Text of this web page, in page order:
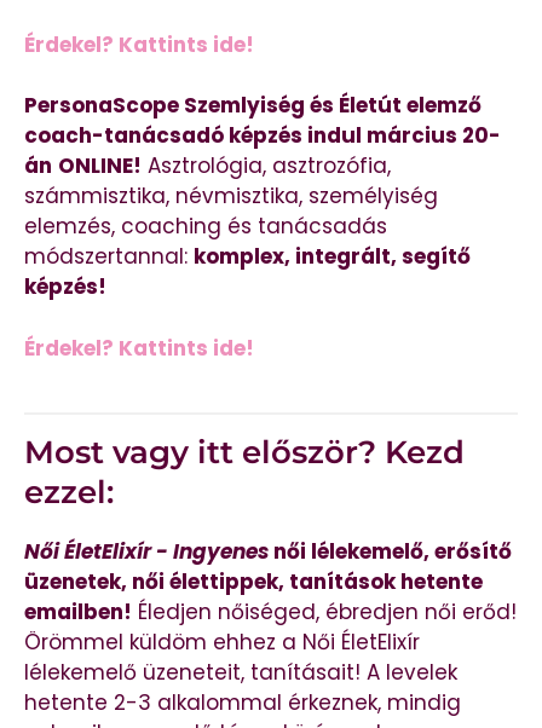
Érdekel? Kattints ide!
PersonaScope Szemlyiség és Életút elemző
coach-tanácsadó képzés indul március 20-
án ONLINE! Asztrológia, asztrozófia,
számmisztika, névmisztika, személyiség
elemzés, coaching és tanácsadás
módszertannal: komplex, integrált, segítő
képzés!
Érdekel? Kattints ide!
Most vagy itt először? Kezd
ezzel:
Női ÉletElixír - Ingyenes női lélekemelő, erősítő
üzenetek, női élettippek, tanítások hetente
emailben! Éledjen nőiséged, ébredjen női erőd!
Örömmel küldöm ehhez a Női ÉletElixír
lélekemelő üzeneteit, tanításait! A levelek
hetente 2-3 alkalommal érkeznek, mindig